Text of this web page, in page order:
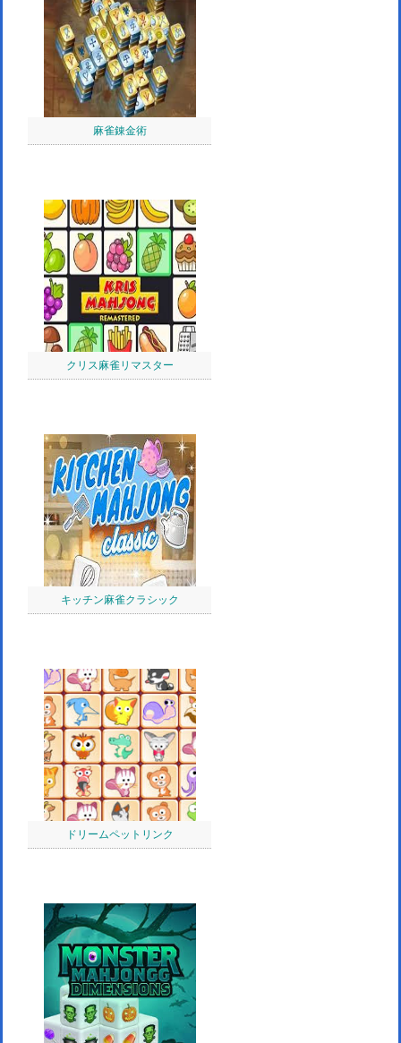
麻雀錬金術
クリス麻雀リマスター
キッチン麻雀クラシック
ドリームペットリンク